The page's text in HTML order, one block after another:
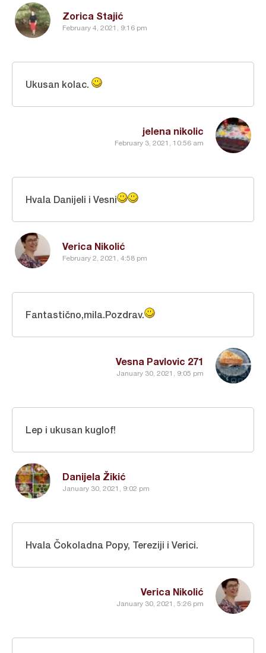
Zorica Stajić
February 4, 2021, 9:16 pm
jelena nikolic
February 3, 2021, 10:56 am
Ukusan kolac.
Verica Nikolić
February 2, 2021, 4:58 pm
Hvala Danijeli i Vesni
Vesna Pavlovic 271
January 30, 2021, 9:05 pm
Fantastično,mila.Pozdrav.
Danijela Žikić
January 30, 2021, 9:02 pm
Lep i ukusan kuglof!
Verica Nikolić
January 30, 2021, 5:26 pm
Hvala Čokoladna Popy, Tereziji i Verici.